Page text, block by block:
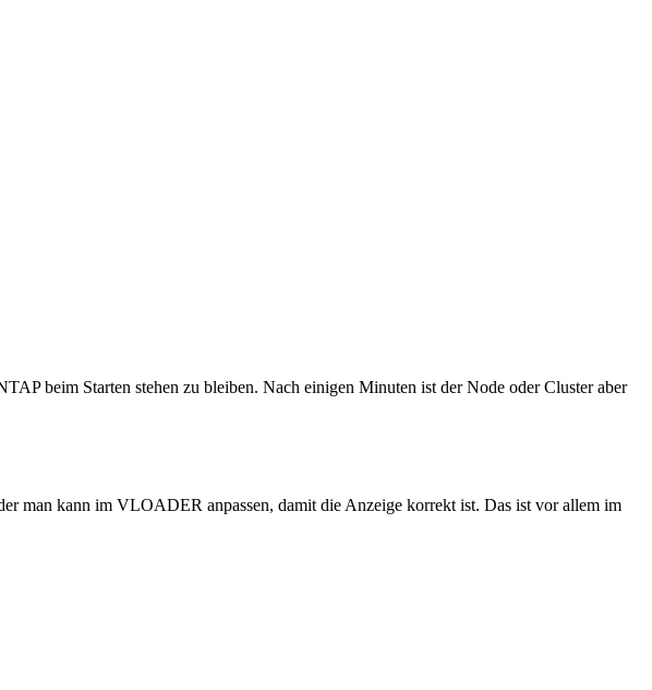
beim Starten stehen zu bleiben. Nach einigen Minuten ist der Node oder Cluster aber
man kann im VLOADER anpassen, damit die Anzeige korrekt ist. Das ist vor allem im